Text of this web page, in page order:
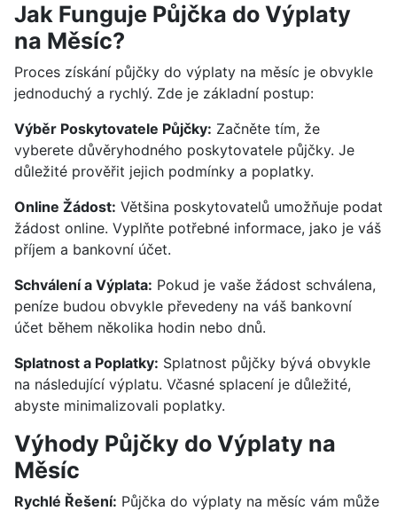
Jak Funguje Půjčka do Výplaty
na Měsíc?
Proces získání půjčky do výplaty na měsíc je obvykle
jednoduchý a rychlý. Zde je základní postup:
Výběr Poskytovatele Půjčky: Začněte tím, že
vyberete důvěryhodného poskytovatele půjčky. Je
důležité prověřit jejich podmínky a poplatky.
Online Žádost: Většina poskytovatelů umožňuje podat
žádost online. Vyplňte potřebné informace, jako je váš
příjem a bankovní účet.
Schválení a Výplata: Pokud je vaše žádost schválena,
peníze budou obvykle převedeny na váš bankovní
účet během několika hodin nebo dnů.
Splatnost a Poplatky: Splatnost půjčky bývá obvykle
na následující výplatu. Včasné splacení je důležité,
abyste minimalizovali poplatky.
Výhody Půjčky do Výplaty na
Měsíc
Rychlé Řešení: Půjčka do výplaty na měsíc vám může